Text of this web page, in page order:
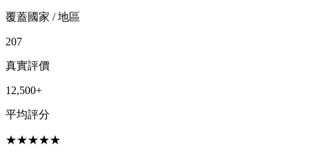
覆蓋國家 / 地區
207
真實評價
12,500+
平均評分
★★★★★